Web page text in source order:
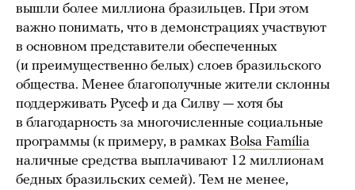
вышли более миллиона бразильцев. При этом
важно понимать, что в демонстрациях участвуют
в основном представители обеспеченных
(и преимущественно белых) слоев бразильского
общества. Менее благополучные жители склонны
поддерживать Русеф и да Силву — хотя бы
в благодарность за многочисленные социальные
программы (к примеру, в рамках Bolsa Família
наличные средства выплачивают 12 миллионам
бедных бразильских семей). Тем не менее,